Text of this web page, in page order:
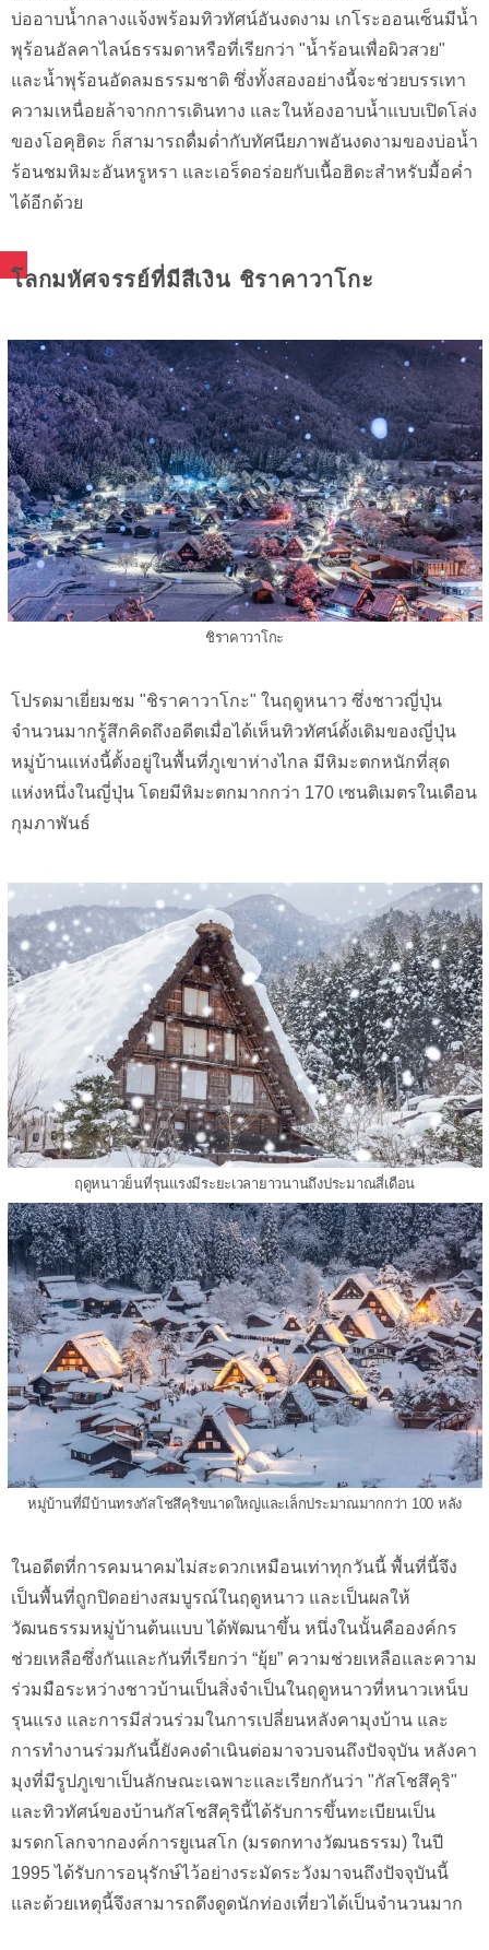
บ่ออาบน้ำกลางแจ้งพร้อมทิวทัศน์อันงดงาม เกโระออนเซ็นมีน้ำ
พุร้อนอัลคาไลน์ธรรมดาหรือที่เรียกว่า "น้ำร้อนเพื่อผิวสวย"
และน้ำพุร้อนอัดลมธรรมชาติ ซึ่งทั้งสองอย่างนี้จะช่วยบรรเทา
ความเหนื่อยล้าจากการเดินทาง และในห้องอาบน้ำแบบเปิดโล่ง
ของโอคุฮิดะ ก็สามารถดื่มด่ำกับทัศนียภาพอันงดงามของบ่อน้ำ
ร้อนชมหิมะอันหรูหรา และเอร็ดอร่อยกับเนื้อฮิดะสำหรับมื้อค่ำ
ได้อีกด้วย
โลกมหัศจรรย์ที่มีสีเงิน ชิราคาวาโกะ
ชิราคาวาโกะ
โปรดมาเยี่ยมชม "ชิราคาวาโกะ" ในฤดูหนาว ซึ่งชาวญี่ปุ่น
จำนวนมากรู้สึกคิดถึงอดีตเมื่อได้เห็นทิวทัศน์ดั้งเดิมของญี่ปุ่น
หมู่บ้านแห่งนี้ตั้งอยู่ในพื้นที่ภูเขาห่างไกล มีหิมะตกหนักที่สุด
แห่งหนึ่งในญี่ปุ่น โดยมีหิมะตกมากกว่า 170 เซนติเมตรในเดือน
กุมภาพันธ์
ฤดูหนาวย็นที่รุนแรงมีระยะเวลายาวนานถึงประมาณสี่เดือน
หมู่บ้านที่มีบ้านทรงกัสโชสึคุริขนาดใหญ่และเล็กประมาณมากกว่า 100 หลัง
ในอดีตที่การคมนาคมไม่สะดวกเหมือนเท่าทุกวันนี้ พื้นที่นี้จึง
เป็นพื้นที่ถูกปิดอย่างสมบูรณ์ในฤดูหนาว และเป็นผลให้
วัฒนธรรมหมู่บ้านต้นแบบ ได้พัฒนาขึ้น หนึ่งในนั้นคือองค์กร
ช่วยเหลือซึ่งกันและกันที่เรียกว่า “ยุ้ย” ความช่วยเหลือและความ
ร่วมมือระหว่างชาวบ้านเป็นสิ่งจำเป็นในฤดูหนาวที่หนาวเหน็บ
รุนแรง และการมีส่วนร่วมในการเปลี่ยนหลังคามุงบ้าน และ
การทำงานร่วมกันนี้ยังคงดำเนินต่อมาจวบจนถึงปัจจุบัน หลังคา
มุงที่มีรูปภูเขาเป็นลักษณะเฉพาะและเรียกกันว่า "กัสโชสึคุริ"
และทิวทัศน์ของบ้านกัสโชสึคุรินี้ได้รับการขึ้นทะเบียนเป็น
มรดกโลกจากองค์การยูเนสโก (มรดกทางวัฒนธรรม) ในปี
1995 ได้รับการอนุรักษ์ไว้อย่างระมัดระวังมาจนถึงปัจจุบันนี้
และด้วยเหตุนี้จึงสามารถดึงดูดนักท่องเที่ยวได้เป็นจำนวนมาก